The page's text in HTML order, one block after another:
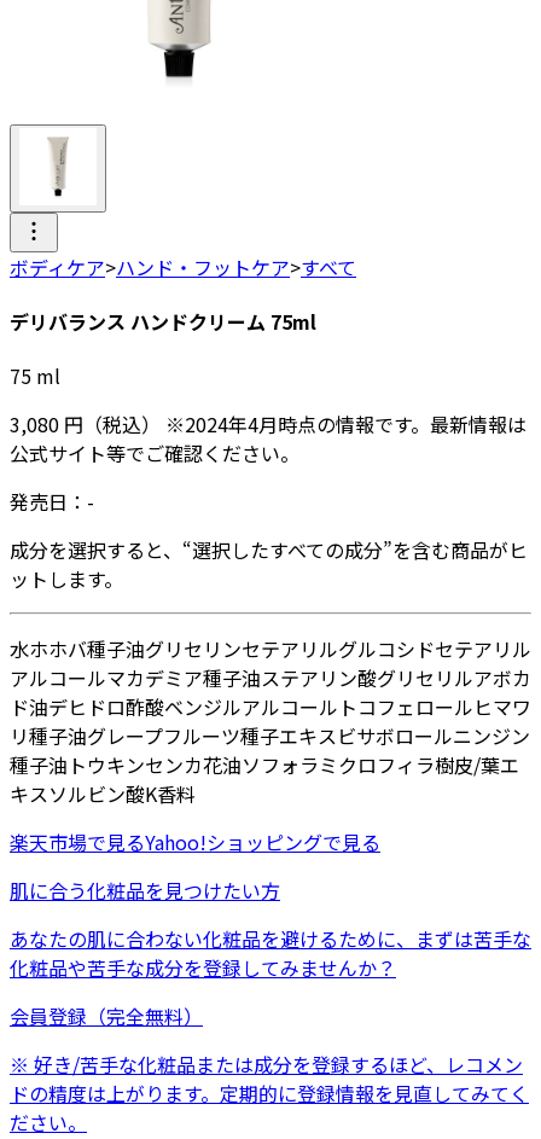
ボディケア>ハンド・フットケア>すべて
デリバランス ハンドクリーム 75ml
75 ml
3,080 円 （税込） ※2024年4月時点の情報です。最新情報は
公式サイト等でご確認ください。
発売日： -
成分を選択すると、“選択したすべての成分”を含む商品がヒ
ットします。
水ホホバ種子油グリセリンセテアリルグルコシドセテアリル
アルコールマカデミア種子油ステアリン酸グリセリルアボカ
ド油デヒドロ酢酸ベンジルアルコール トコフェロールヒマワ
リ種子油グレープフルーツ種子エキスビサボロールニンジン
種子油 トウキンセンカ花油ソフォラミクロフィラ樹皮/葉エ
キスソルビン酸K香料
楽天市場で見るYahoo!ショッピングで見る
肌に合う化粧品を見つけたい方
あなたの肌に合わない化粧品を避けるために、まずは苦手な
化粧品や苦手な成分を登録してみませんか？
会員登録（完全無料）
※ 好き/苦手な化粧品または成分を登録するほど、レコメン
ドの精度は上がります。定期的に登録情報を見直してみてく
ださい。